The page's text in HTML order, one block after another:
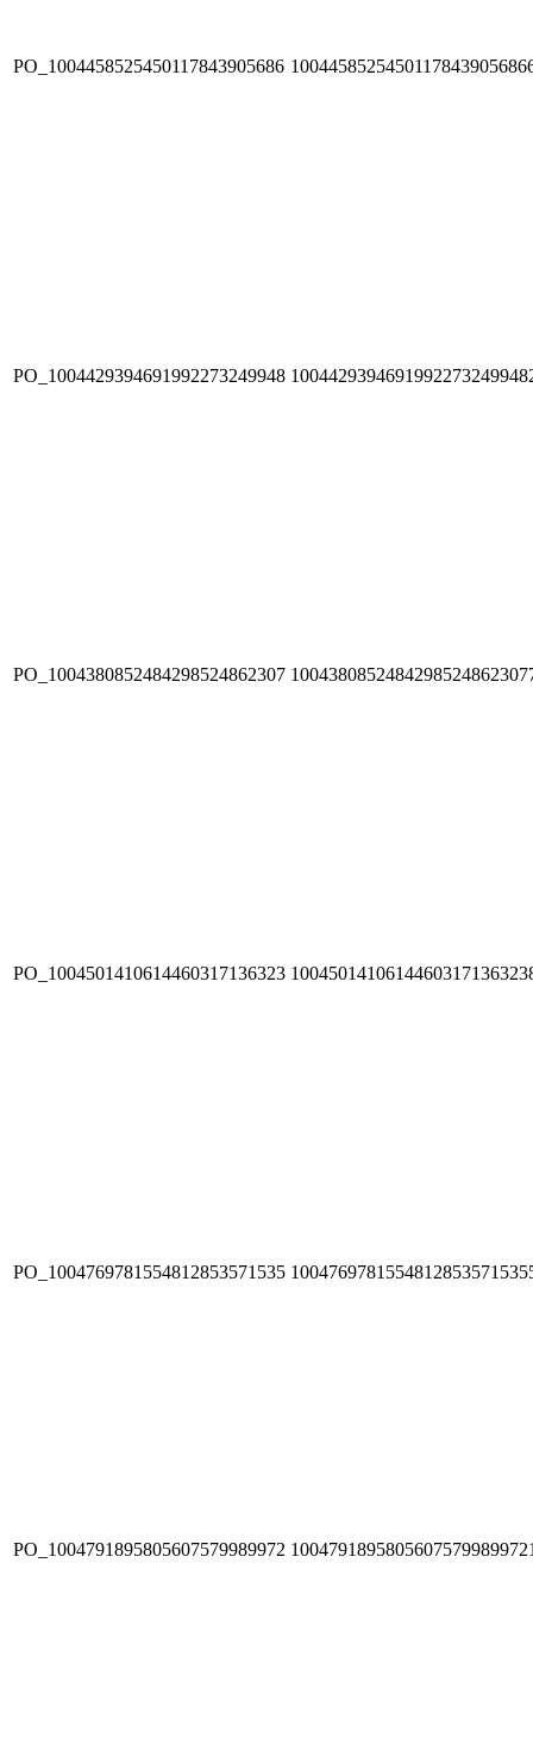
PO_1004458525450117843905686
PO_1004429394691992273249948
PO_1004380852484298524862307
PO_1004501410614460317136323
PO_1004769781554812853571535
PO_1004791895805607579989972